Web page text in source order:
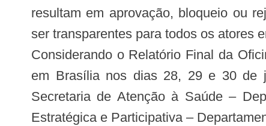
resultam em aprovação, bloqueio ou
ser transparentes para todos os atores
Considerando o Relatório Final da
em Brasília nos dias 28, 29 e 30 de
Secretaria de Atenção à Saúde –
Estratégica e Participativa –